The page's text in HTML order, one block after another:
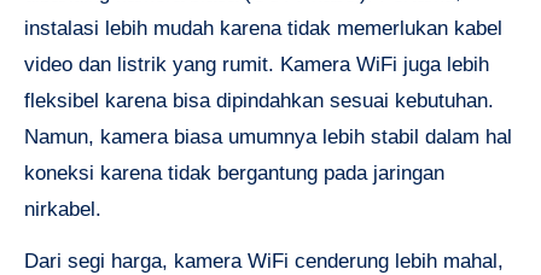
instalasi lebih mudah karena tidak memerlukan kabel
video dan listrik yang rumit. Kamera WiFi juga lebih
fleksibel karena bisa dipindahkan sesuai kebutuhan.
Namun, kamera biasa umumnya lebih stabil dalam hal
koneksi karena tidak bergantung pada jaringan
nirkabel.
Dari segi harga, kamera WiFi cenderung lebih mahal,